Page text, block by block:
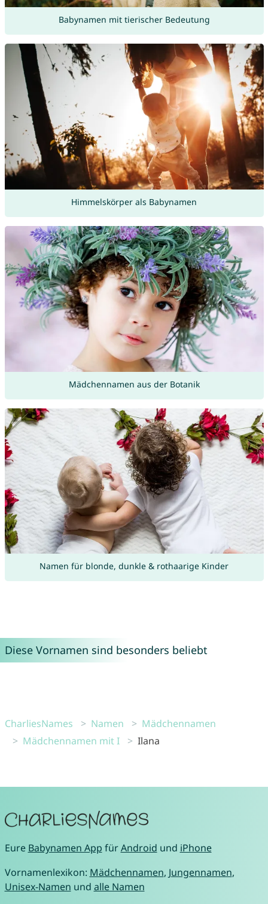
Babynamen mit tierischer Bedeutung
Himmelskörper als Babynamen
Mädchennamen aus der Botanik
Namen für blonde, dunkle & rothaarige Kinder
Diese Vornamen sind besonders beliebt
CharliesNames Namen
Mädchennamen
Mädchennamen mit I
Ilana
Eure Babynamen App fürAndroid und iPhone
Vornamenlexikon: Mädchennamen, Jungennamen,
Unisex-Namen und alle Namen